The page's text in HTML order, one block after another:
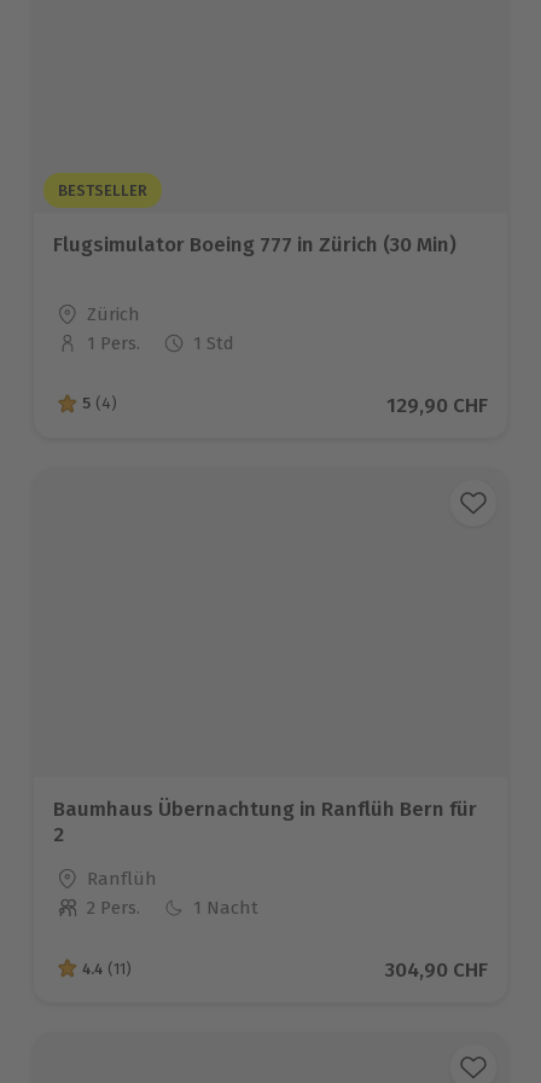
BESTSELLER
Flugsimulator Boeing 777 in Zürich (30 Min)
Standort
Zürich
Anzahl der Teilnehmer
1 Pers. 1 Std
5 von 5 Sternen basierend auf 4 Bewertungen
5 (4) Aktueller Preis
129,90 CHF
Baumhaus Übernachtung in Ranflüh Bern für
2
Standort
Ranflüh
Anzahl der Teilnehmer
2 Pers. 1 Nacht
4.4 von 5 Sternen basierend auf 11 Bewertungen
4.4 (11) Aktueller Preis
304,90 CHF